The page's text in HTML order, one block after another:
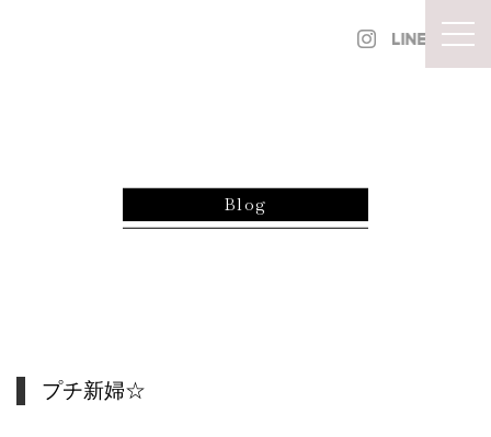
Blog
プチ新婦☆